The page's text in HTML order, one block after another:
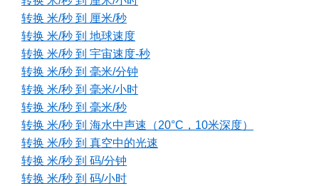
转换 米/秒 到 厘米/秒
转换 米/秒 到 地球速度
转换 米/秒 到 宇宙速度-秒
转换 米/秒 到 毫米/分钟
转换 米/秒 到 毫米/小时
转换 米/秒 到 毫米/秒
转换 米/秒 到 海水中声速（20°C，10米深度）
转换 米/秒 到 真空中的光速
转换 米/秒 到 码/分钟
转换 米/秒 到 码/小时